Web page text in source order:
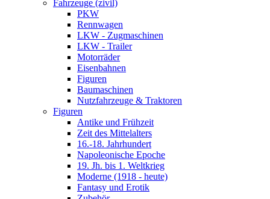
Fahrzeuge (zivil)
PKW
Rennwagen
LKW - Zugmaschinen
LKW - Trailer
Motorräder
Eisenbahnen
Figuren
Baumaschinen
Nutzfahrzeuge & Traktoren
Figuren
Antike und Frühzeit
Zeit des Mittelalters
16.-18. Jahrhundert
Napoleonische Epoche
19. Jh. bis 1. Weltkrieg
Moderne (1918 - heute)
Fantasy und Erotik